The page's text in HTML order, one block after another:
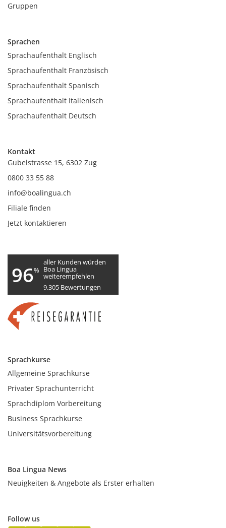
Gruppen
Sprachen
Sprachaufenthalt Englisch
Sprachaufenthalt Französisch
Sprachaufenthalt Spanisch
Sprachaufenthalt Italienisch
Sprachaufenthalt Deutsch
Kontakt
Gubelstrasse 15, 6302 Zug
0800 33 55 88
info@boalingua.ch
Filiale finden
Jetzt kontaktieren
96%
aller Kunden würden
Boa Lingua
weiterempfehlen
9.305 Bewertungen
Sprachkurse
Allgemeine Sprachkurse
Privater Sprachunterricht
Sprachdiplom Vorbereitung
Business Sprachkurse
Universitätsvorbereitung
Boa Lingua News
Neuigkeiten & Angebote als Erster erhalten
Follow us